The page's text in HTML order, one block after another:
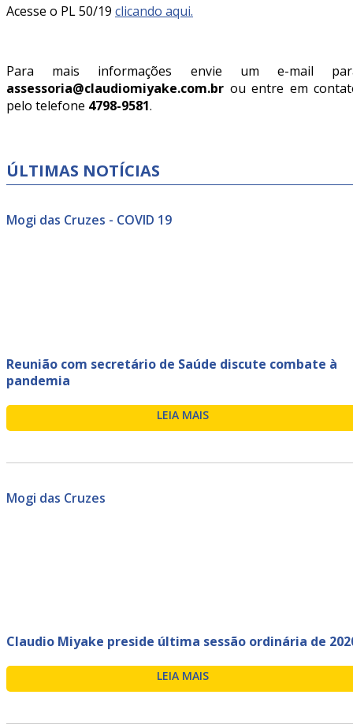
Acesse o PL 50/19 clicando aqui.
Para mais informações envie um e-mail
assessoria@claudiomiyake.com.br ou entre em
pelo telefone 4798-9581.
ÚLTIMAS NOTÍCIAS
Mogi das Cruzes - COVID 19
Reunião com secretário de Saúde discute combate à
pandemia
LEIA MAIS
Mogi das Cruzes
Claudio Miyake preside última sessão ordinária de
LEIA MAIS